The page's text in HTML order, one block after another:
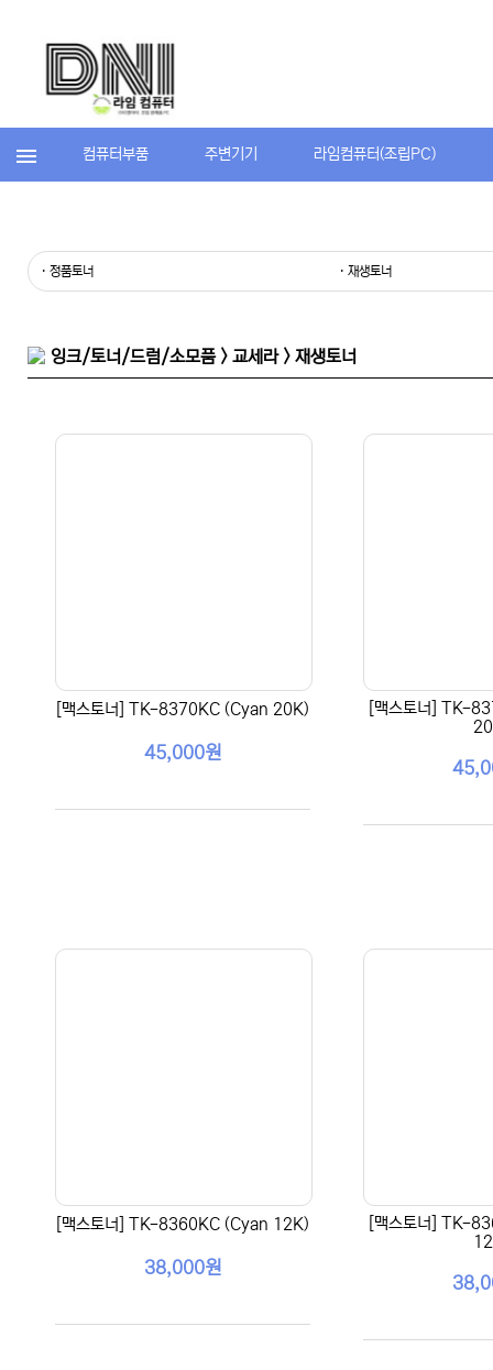
컴퓨터부품 주변기기 라임컴퓨터(조립PC)
· 정품토너 · 재생토너
잉크/토너/드럼/소모품 > 교세라 > 재생토너
[맥스토너] TK-8370KC (Cyan 20K)
45,000원
[맥스토너] TK-
[맥스토너] TK-8360KC (Cyan 12K)
38,000원
[맥스토너] TK-